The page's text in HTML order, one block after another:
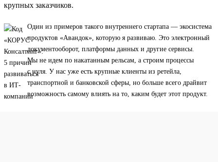
крупных заказчиков.
Один из примеров такого внутреннего стартапа — экосистема
продуктов «Авандок», которую я развиваю. Это электронный
документооборот, платформы данных и другие сервисы.
Мы не идем по накатанным рельсам, а строим процессы
с нуля. У нас уже есть крупные клиенты из ретейла,
транспортной и банковской сферы, но больше всего драйвит
возможность самому влиять на то, каким будет этот продукт.